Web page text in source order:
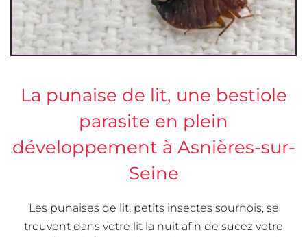
La punaise de lit, une bestiole
parasite en plein
développement à Asnières-sur-
Seine
Les punaises de lit, petits insectes sournois, se
trouvent dans votre lit la nuit afin de sucez votre